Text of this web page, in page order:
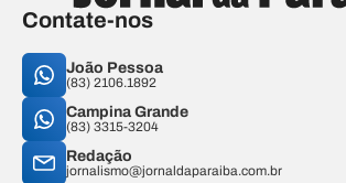
Contate-nos
João Pessoa
(83) 2106.1892
Campina Grande
(83) 3315-3204
Redação
jornalismo@jornaldaparaiba.com.br